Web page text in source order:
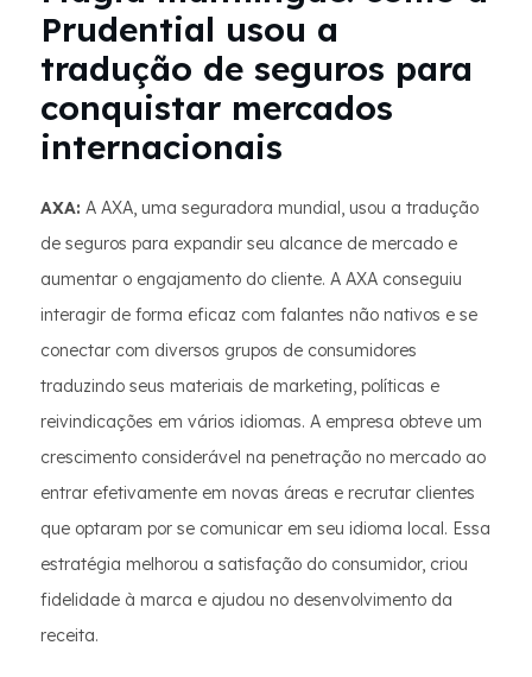
Prudential usou a
tradução de seguros para
conquistar mercados
internacionais
AXA: A AXA, uma seguradora mundial, usou a tradução
de seguros para expandir seu alcance de mercado e
aumentar o engajamento do cliente. A AXA conseguiu
interagir de forma eficaz com falantes não nativos e se
conectar com diversos grupos de consumidores
traduzindo seus materiais de marketing, políticas e
reivindicações em vários idiomas. A empresa obteve um
crescimento considerável na penetração no mercado ao
entrar efetivamente em novas áreas e recrutar clientes
que optaram por se comunicar em seu idioma local. Essa
estratégia melhorou a satisfação do consumidor, criou
fidelidade à marca e ajudou no desenvolvimento da
receita.